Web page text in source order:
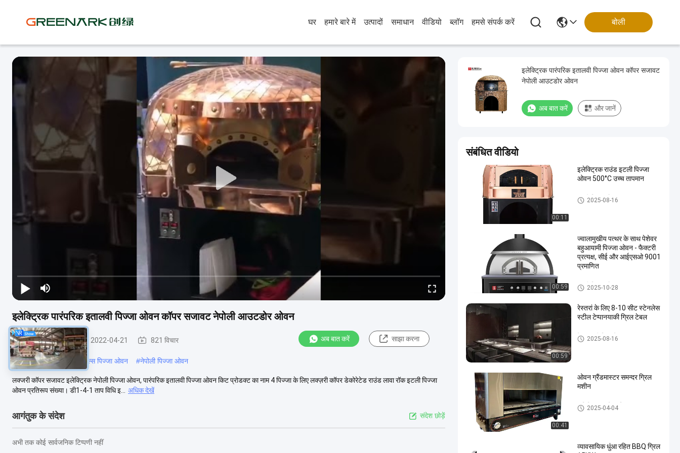
घर हमारे बारे में उत्पादों समाधान वीडियो ब्लॉग हमसे संपर्क करें बोली
इलेक्ट्रिक पारंपरिक इतालवी पिज्जा ओवन कॉपर सजावट नेपोली आउटडोर ओवन
इटली पिज्जा ओवन 2022-04-21 821 विचार अब बात करें साझा करना
#इतालवी पिज्जा ओवन नेपल्स पिज्जा ओवन #नेपोली पिज्जा ओवन
लक्जरी कॉपर सजावट इलेक्ट्रिक नेपोली पिज्जा ओवन, पारंपरिक इतालवी पिज्जा ओवन किट प्रोडक्ट का नाम 4 पिज्जा के लिए लक्ज़री कॉपर डेकोरेटेड राउंड लावा रॉक इटली पिज्जा
ओवन प्रतिरूप संख्या। डी1-4-1 ताप विधि इ...
अधिक देखें
आगंतुक के संदेश संदेश छोड़ें
अभी तक कोई सार्वजनिक टिप्पणी नहीं
इलेक्ट्रिक पारंपरिक इतालवी पिज्जा ओवन कॉपर सजावट
नेपोली आउटडोर ओवन
अब बात करें और जानें
संबंधित वीडियो
00:11
इलेक्ट्रिक राउंड इटली पिज्जा
ओवन 500°C उच्च तापमान
इटली पिज्जा ओवन
2025-08-16
00:59
ज्वालामुखीय पत्थर के साथ पेशेवर
बहुआयामी पिज्जा ओवन - फैक्टरी
प्रत्यक्ष, सीई और आईएसओ 9001
प्रमाणित
इटली पिज्जा ओवन
2025-10-28
00:59
रेस्तरां के लिए 8-10 सीट स्टेनलेस
स्टील टेप्पानयाकी ग्रिल टेबल
टेपपानाकी ग्रिल टेबल
2025-08-16
00:41
ओवन ग्रैंडमास्टर समन्दर ग्रिल
मशीन
वाणिज्यिक बारबेक्यू ग्रिल
2025-04-04
व्यावसायिक धुंआ रहित BBQ ग्रिल